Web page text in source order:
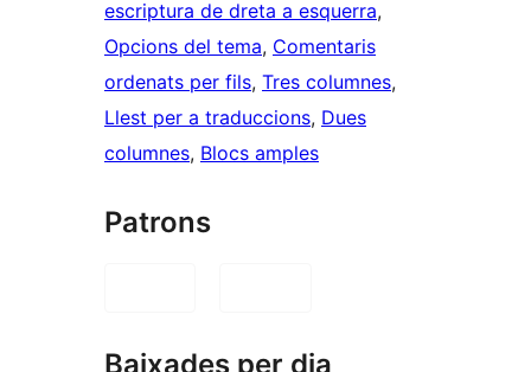
escriptura de dreta a esquerra
Opcions del tema, Comentaris
ordenats per fils, Tres columnes
Llest per a traduccions, Dues
columnes, Blocs amples
Patrons
Baixades per dia